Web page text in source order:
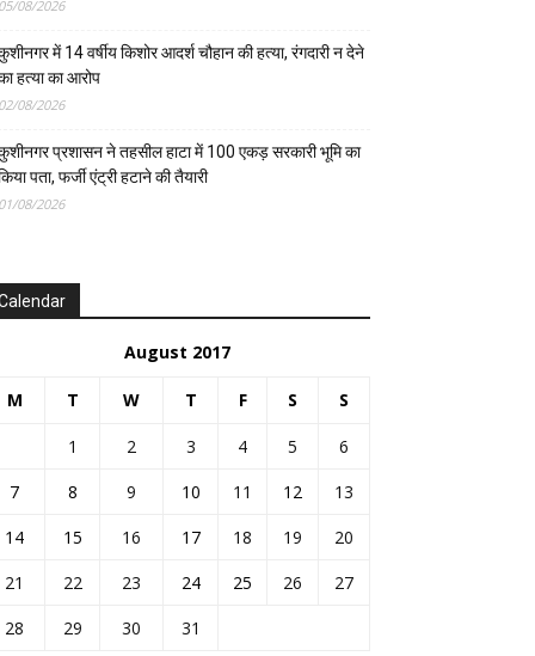
05/08/2026
में 14 वर्षीय किशोर आदर्श चौहान की हत्या, रंगदारी न देने
हत्या का आरोप
02/08/2026
प्रशासन ने तहसील हाटा में 100 एकड़ सरकारी भूमि का
पता, फर्जी एंट्री हटाने की तैयारी
01/08/2026
August 2017
M T W T F S S
1 2 3 4 5
6
7
8 9 10 11 12
13
14
15 16 17 18 19
20
21
22 23 24 25 26
27
28
29 30
31